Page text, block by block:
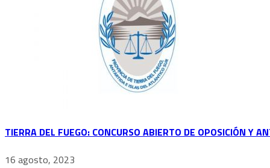
TIERRA DEL FUEGO: CONCURSO ABIERTO DE OPOSICIÓN Y
16 agosto, 2023